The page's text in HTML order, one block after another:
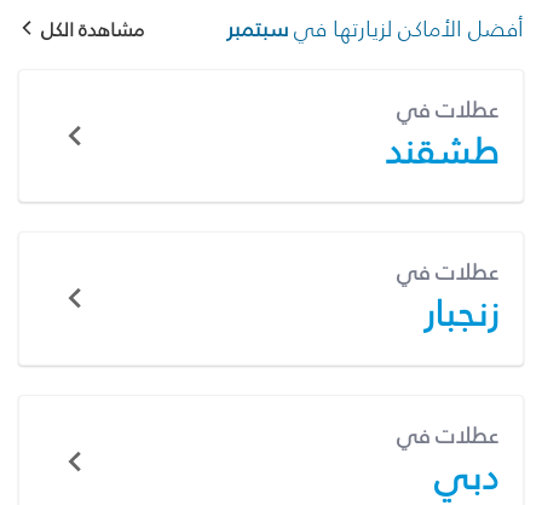
أفضل الأماكن لزيارتها فيسبتمبر مشاهدة الكل
عطلات في
طشقند
عطلات في
زنجبار
عطلات في
دبي